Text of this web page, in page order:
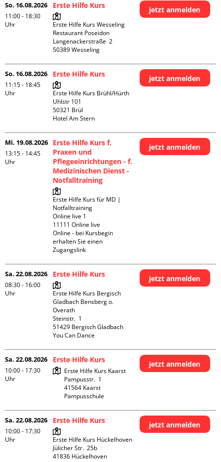
So. 16.08.2026
11:00 - 18:30
Uhr
Erste Hilfe Kurs
Erste Hilfe Kurs Wesseling
Restaurant Poseidon
Langenackerstraße  2
jetzt anmelden
So. 16.08.2026
11:15 - 18:45
Uhr
Erste Hilfe Kurs
Erste Hilfe Kurs Brühl/Hürth
Uhlstr 101
50321 Brül
Hotel Am Stern
jetzt anmelden
Mi. 19.08.2026
13:15 - 14:45
Uhr
Erste Hilfe Kurs f.
Praxen und
Pflegeeinrichtungen - f.
Medizinischen Dienst -
Notfalltraining
Erste Hilfe Kurs für MD |
Notfalltraining
Online live 1
11111 Online live
Online - bei Kursbegin
erhalten Sie einen
Zugangslink
jetzt anmelden
Sa. 22.08.2026
08:30 - 16:00
Uhr
Erste Hilfe Kurs
Erste Hilfe Kurs Bergisch
Gladbach Bensberg o.
Overath
Steinstr.  1
51429 Bergisch Gladbach
You Can Dance
jetzt anmelden
Sa. 22.08.2026
10:00 - 17:30
Uhr
Erste Hilfe Kurs
Erste Hilfe Kurs Kaarst
Pampusstr.  1
41564 Kaarst
Pampusschule
jetzt anmelden
Sa. 22.08.2026
10:00 - 17:30
Uhr
Erste Hilfe Kurs
Erste Hilfe Kurs Hückelhoven
Jülicher Str.  25b
41836 Hückelhoven
jetzt anmelden